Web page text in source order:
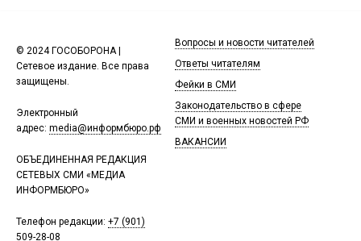
© 2024 ГОСОБОРОНА |
Сетевое издание. Все права
защищены.
Электронный
адрес: media@информбюро.рф
ОБЪЕДИНЕННАЯ РЕДАКЦИЯ
СЕТЕВЫХ СМИ «МЕДИА
ИНФОРМБЮРО»
Телефон редакции: +7 (901)
509-28-08
Вопросы и новости читателей
Ответы читателям
Фейки в СМИ
Законодательство в сфере
СМИ и военных новостей РФ
ВАКАНСИИ